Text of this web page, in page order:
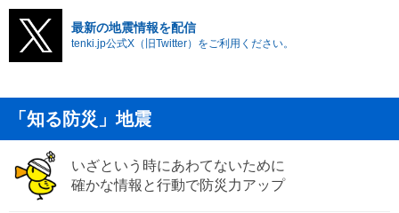
最新の地震情報を配信
tenki.jp公式X（旧Twitter）をご利用ください。
「知る防災」地震
いざという時にあわてないために
確かな情報と行動で防災力アップ